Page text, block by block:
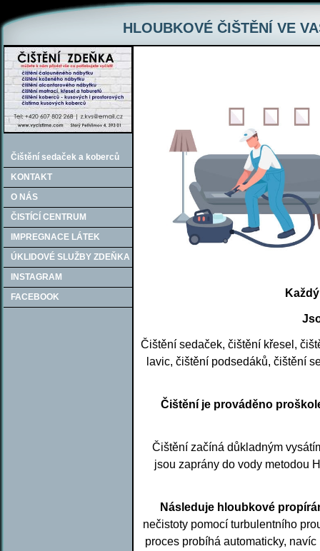
HLOUBKOVÉ ČIŠTĚNÍ VE
Čištění sedaček a koberců
KONTAKT
O NÁS
ČISTÍCÍ CENTRUM
IMPREGNACE LÁTEK
ÚKLIDOVÉ SLUŽBY ZDEŇKA
INSTAGRAM
FACEBOOK
Čištění sedaček, čištění křesel,
lavic, čištění podsedáků, čištění
Čištění je prováděno
Čištění začíná důkladným
jsou zaprány do vody metodou
Následuje hloubkové
nečistoty pomocí turbulentního
proces probíhá automaticky,